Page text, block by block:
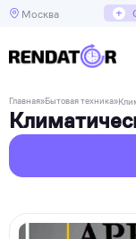
Москва +
Главная»Бытовая техника»